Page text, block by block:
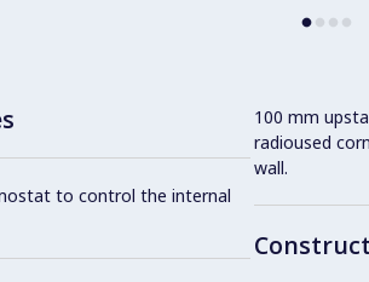
to control the internal
100 mm
radioused
wall.